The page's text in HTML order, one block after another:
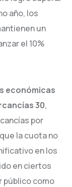
año, los
un
el 10%
económicas
30,
por
la cuota no
en los
en ciertos
público como